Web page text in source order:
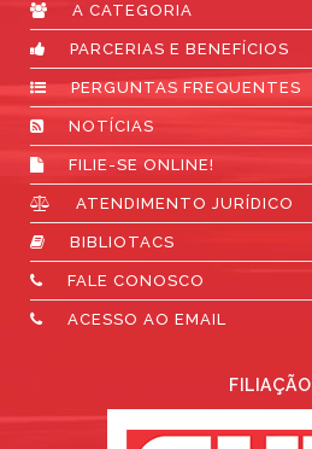
A CATEGORIA
PARCERIAS E BENEFÍCIOS
PERGUNTAS FREQUENTES
NOTÍCIAS
FILIE-SE ONLINE!
ATENDIMENTO JURÍDICO
BIBLIOTACS
FALE CONOSCO
ACESSO AO EMAIL
FILIAÇÃO